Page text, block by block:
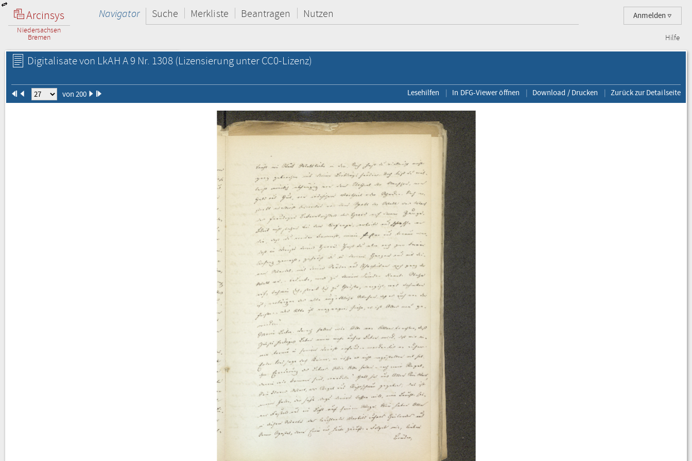
Arcinsys
Niedersachsen
Bremen
Anmelden
Navigator Suche Merkliste Beantragen Nutzen
Hilfe
Digitalisate von LkAH A 9 Nr. 1308(Lizensierung unter CC0-Lizenz)
von 200 Lesehilfen In DFG-Viewer öffnen Download / Drucken Zurück zur Detailseite